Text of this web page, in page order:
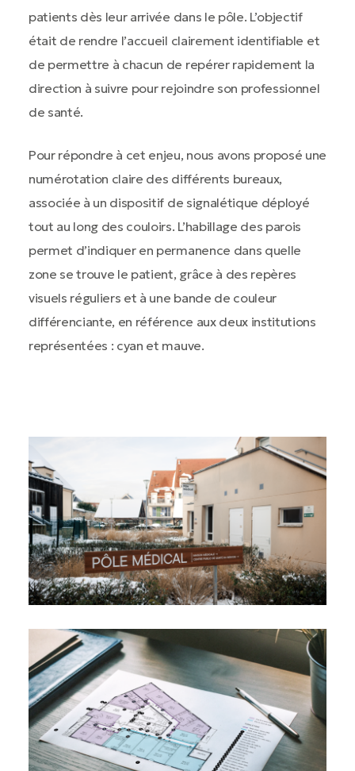
patients dès leur arrivée dans le pôle. L’objectif
était de rendre l’accueil clairement identifiable et
de permettre à chacun de repérer rapidement la
direction à suivre pour rejoindre son professionnel
de santé.
Pour répondre à cet enjeu, nous avons proposé une
numérotation claire des différents bureaux,
associée à un dispositif de signalétique déployé
tout au long des couloirs. L’habillage des parois
permet d’indiquer en permanence dans quelle
zone se trouve le patient, grâce à des repères
visuels réguliers et à une bande de couleur
différenciante, en référence aux deux institutions
représentées : cyan et mauve.